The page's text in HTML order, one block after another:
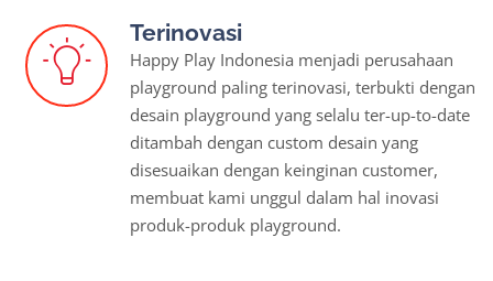
Terinovasi
Happy Play Indonesia menjadi perusahaan
playground paling terinovasi, terbukti dengan
desain playground yang selalu ter-up-to-date
ditambah dengan custom desain yang
disesuaikan dengan keinginan customer,
membuat kami unggul dalam hal inovasi
produk-produk playground.